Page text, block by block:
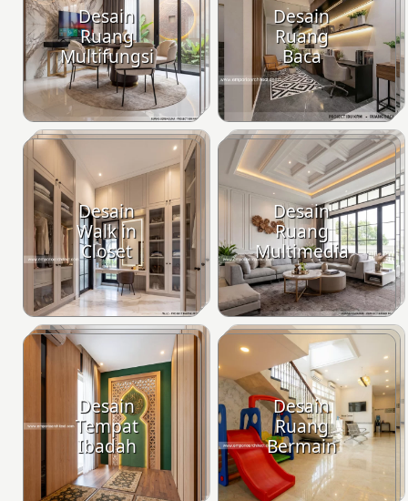
Desain
Ruang
Multifungsi
Desain
Ruang
Baca
Desain
Walk in
Closet
Desain
Ruang
Multimedia
Desain
Tempat
Ibadah
Desain
Ruang
Bermain